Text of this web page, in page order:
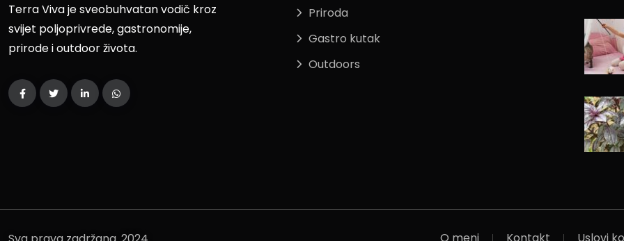
Terra Viva je sveobuhvatan vodič kroz
svijet poljoprivrede, gastronomije,
prirode i outdoor života.
Priroda
Gastro kutak
Outdoors